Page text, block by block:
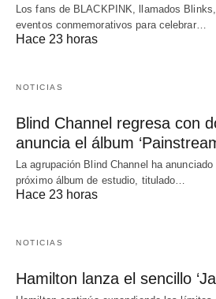
Los fans de BLACKPINK, llamados
eventos conmemorativos para celebrar…
Hace 23 horas
NOTICIAS
Blind Channel regresa con
anuncia el álbum
La agrupación Blind Channel ha
próximo álbum de estudio, titulado…
Hace 23 horas
NOTICIAS
Hamilton lanza el sencillo